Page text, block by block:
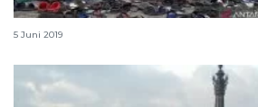
Chat: Idul Fitri adalah hari raya
5 Juni 2019